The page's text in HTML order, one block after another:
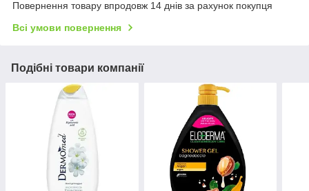
Повернення товару впродовж 14 днів за рахунок покупця
Всі умови повернення
Подібні товари компанії